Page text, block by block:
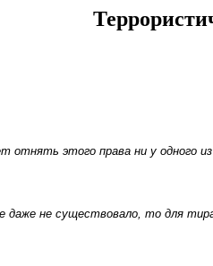
отнять этого права ни у одного
даже не существовало, тодля